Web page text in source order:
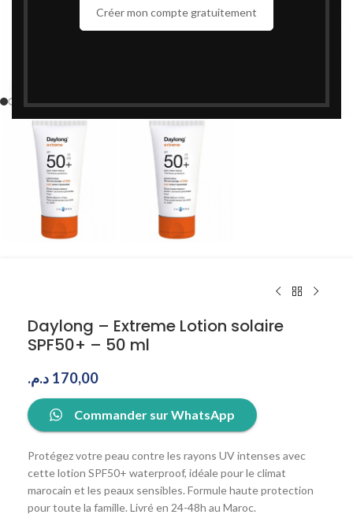
Créer mon compte gratuitement
Daylong – Extreme Lotion solaire
SPF50+ – 50 ml
170,00 د.م.
Commander sur WhatsApp
Protégez votre peau contre les rayons UV intenses avec
cette lotion SPF50+ waterproof, idéale pour le climat
marocain et les peaux sensibles. Formule haute protection
pour toute la famille. Livré en 24-48h au Maroc.